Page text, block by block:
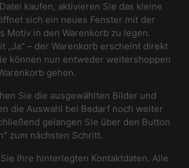
kaufen, aktivieren Sie das kleine
sich ein neues Fenster mit der
Motiv in den Warenkorb zu legen.
„Ja" – der Warenkorb erscheint direkt
können nun entweder weitershoppen
gehen.
Sie die ausgewählten Bilder und
die Auswahl bei Bedarf noch weiter
gelangen Sie über den Button
zum nächsten Schritt.
Ihre hinterlegten Kontaktdaten. Alle